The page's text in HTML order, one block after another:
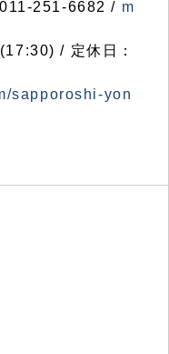
251-6682 / m
/ 定休日：
sapporoshi-yon